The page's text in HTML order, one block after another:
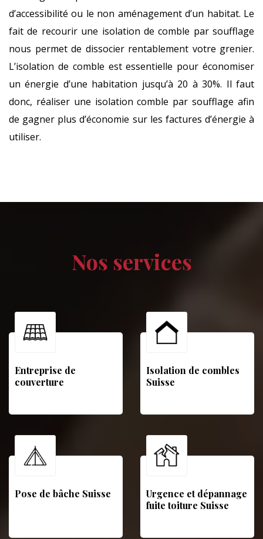
d’accessibilité ou le non aménagement d’un habitat. Le
fait de recourir une isolation de comble par soufflage
nous permet de dissocier rentablement votre grenier.
L’isolation de comble est essentielle pour économiser
un énergie d’une habitation jusqu’à 20 à 30%. Il faut
donc, réaliser une isolation comble par soufflage afin
de gagner plus d’économie sur les factures d’énergie à
utiliser.
Nos services
Entreprise de
couverture
Isolation de combles
Suisse
Pose de bâche Suisse
Urgence et dépannage
fuite toiture Suisse